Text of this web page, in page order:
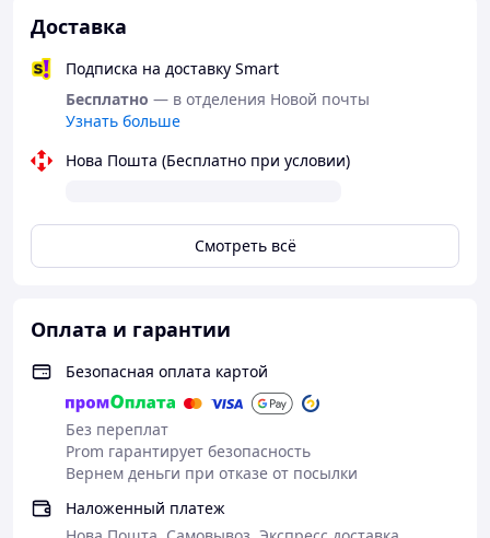
Доставка
Подписка на доставку Smart
Бесплатно — в отделения Новой почты
Узнать больше
Нова Пошта (Бесплатно при условии)
Смотреть всё
Оплата и гарантии
Безопасная оплата картой
Без переплат
Prom гарантирует безопасность
Вернем деньги при отказе от посылки
Наложенный платеж